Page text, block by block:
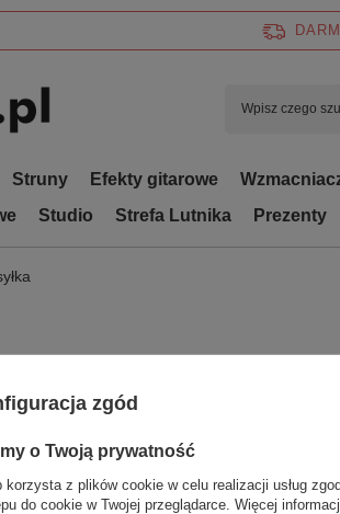
Struny Efekty gitarowe
Studio Strefa Lutnika Prezenty
zgód
o Twoją prywatność
korzysta z plików cookie w celu realizacji usług
do cookie w Twojej przeglądarce. Więcej